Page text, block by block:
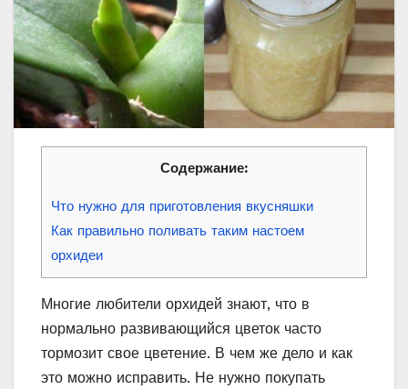
Содержание:
Что нужно для приготовления вкусняшки
Как правильно поливать таким настоем
орхидеи
Многие любители орхидей знают, что в
нормально развивающийся цветок часто
тормозит свое цветение. В чем же дело и как
это можно исправить. Не нужно покупать